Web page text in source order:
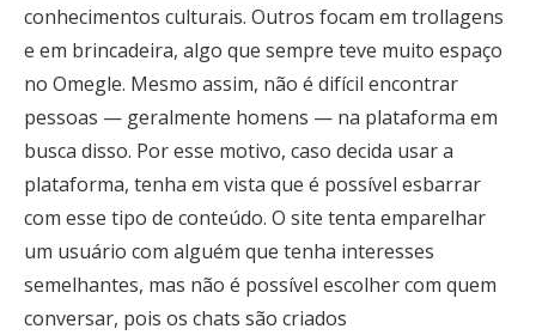
conhecimentos culturais. Outros focam em trollagens
e em brincadeira, algo que sempre teve muito espaço
no Omegle. Mesmo assim, não é difícil encontrar
pessoas — geralmente homens — na plataforma em
busca disso. Por esse motivo, caso decida usar a
plataforma, tenha em vista que é possível esbarrar
com esse tipo de conteúdo. O site tenta emparelhar
um usuário com alguém que tenha interesses
semelhantes, mas não é possível escolher com quem
conversar, pois os chats são criados